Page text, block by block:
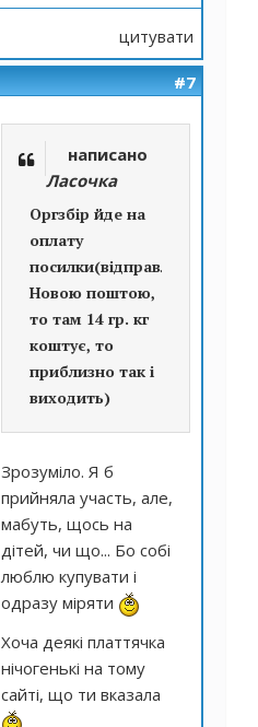
цитувати
#7
написано
Ласочка
Оргзбір йде на
оплату
посилки(відправляють
Новою поштою,
то там 14 гр. кг
коштує, то
приблизно так і
виходить)
Зрозуміло. Я б
прийняла участь, але,
мабуть, щось на
дітей, чи що... Бо собі
люблю купувати і
одразу міряти
Хоча деякі платтячка
нічогенькі на тому
сайті, що ти вказала